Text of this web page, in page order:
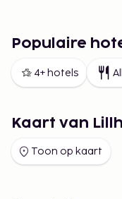
Populaire
4+ hotels
Kaart van
Toon op kaart